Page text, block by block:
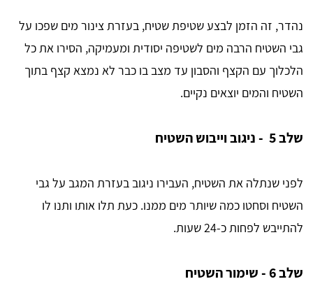
נהדר, זה הזמן לבצע שטיפת שטיח, בעזרת צינור מים שפכו על
גבי השטיח הרבה מים לשטיפה יסודית ומעמיקה, הסירו את כל
הלכלוך עם הקצף והסבון עד מצב בו כבר לא נמצא קצף בתוך
השטיח והמים יוצאים נקיים.
שלב 5 - ניגוב וייבוש השטיח
לפני שנתלה את השטיח, העבירו ניגוב בעזרת המגב על גבי
השטיח וסחטו כמה שיותר מים ממנו. כעת תלו אותו ותנו לו
להתייבש לפחות כ-24 שעות.
שלב 6 - שימור השטיח